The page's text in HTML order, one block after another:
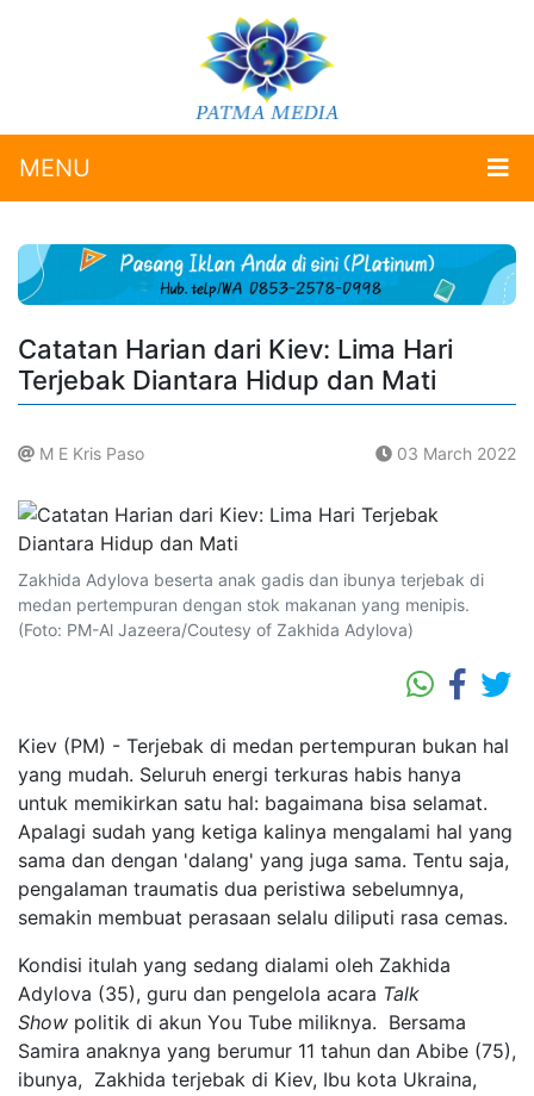
MENU
Catatan Harian dari Kiev: Lima Hari
Terjebak Diantara Hidup dan Mati
M E Kris Paso 03 March 2022
Zakhida Adylova beserta anak gadis dan ibunya terjebak di
medan pertempuran dengan stok makanan yang menipis.
(Foto: PM-Al Jazeera/Coutesy of Zakhida Adylova)
Kiev (PM) - Terjebak di medan pertempuran bukan hal
yang mudah. Seluruh energi terkuras habis hanya
untuk memikirkan satu hal: bagaimana bisa selamat.
Apalagi sudah yang ketiga kalinya mengalami hal yang
sama dan dengan 'dalang' yang juga sama. Tentu saja,
pengalaman traumatis dua peristiwa sebelumnya,
semakin membuat perasaan selalu diliputi rasa cemas.
Kondisi itulah yang sedang dialami oleh Zakhida
Adylova (35), guru dan pengelola acara Talk
Show politik di akun You Tube miliknya. Bersama
Samira anaknya yang berumur 11 tahun dan Abibe (75),
ibunya, Zakhida terjebak di Kiev, Ibu kota Ukraina,